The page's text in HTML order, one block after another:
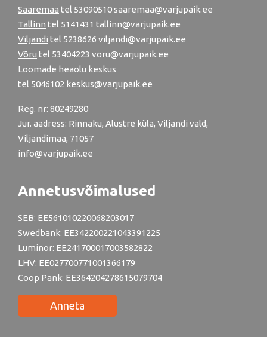
Saaremaa tel 53090510 saaremaa@varjupaik.ee
Tallinn tel 5141431 tallinn@varjupaik.ee
Viljandi tel 5238626 viljandi@varjupaik.ee
Võru tel 53404223 voru@varjupaik.ee
Loomade heaolu keskus
tel 5046102 keskus@varjupaik.ee
Reg. nr: 80249280
Jur. aadress: Rinnaku, Alustre küla, Viljandi vald,
Viljandimaa, 71057
info@varjupaik.ee
Annetusvõimalused
SEB: EE561010220068203017
Swedbank: EE342200221043391225
Luminor: EE241700017003582822
LHV: EE027700771001366179
Coop Pank: EE364204278615079704
Anneta